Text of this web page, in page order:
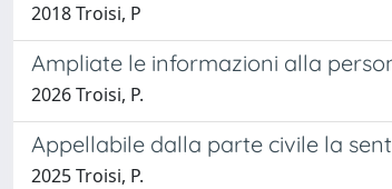
2018 Troisi, P
Ampliate le informazioni alla
2026 Troisi, P.
Appellabile dalla parte civile la
2025 Troisi, P.